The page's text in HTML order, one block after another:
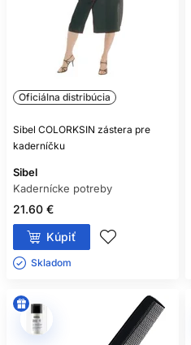
Oficiálna distribúcia
Sibel COLORKSIN zástera pre
kaderníčku
Sibel
Kadernícke potreby
21.60 €
Kúpiť
Skladom ㅤ